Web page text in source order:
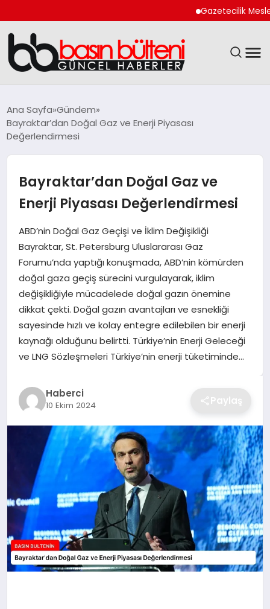
Gazetecilik Meslek
GÜNCEL
MAGAZIN
SAĞLIK
SPOR
TEKNOLOJI
YAŞAM
GÜNDEM
Ana Sayfa Gündem
Bayraktar’dan Doğal Gaz ve Enerji Piyasası
Değerlendirmesi
Bayraktar’dan Doğal Gaz ve
Enerji Piyasası Değerlendirmesi
ABD’nin Doğal Gaz Geçişi ve İklim Değişikliği
Bayraktar, St. Petersburg Uluslararası Gaz
Forumu’nda yaptığı konuşmada, ABD’nin kömürden
doğal gaza geçiş sürecini vurgulayarak, iklim
değişikliğiyle mücadelede doğal gazın önemine
dikkat çekti. Doğal gazın avantajları ve esnekliği
sayesinde hızlı ve kolay entegre edilebilen bir enerji
kaynağı olduğunu belirtti. Türkiye’nin Enerji Geleceği
ve LNG Sözleşmeleri Türkiye’nin enerji tüketiminde…
Haberci
10 Ekim 2024 Paylaş